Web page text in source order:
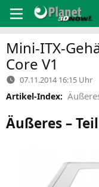
Inhalt
springen
Mini-ITX-
Core V1
07.11.2014 16:15 Uhr
Artikel-Index:
Äußeres –